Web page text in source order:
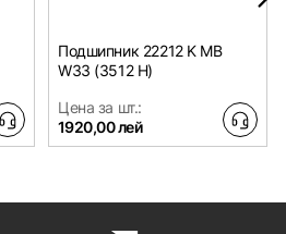
Подшипник 22212 K MB
W33 (3512 H)
Цена за шт.:
1920,00 лей